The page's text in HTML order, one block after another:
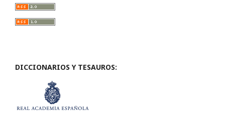
DICCIONARIOS Y TESAUROS: